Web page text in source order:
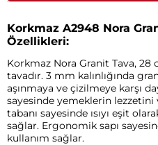
Korkmaz A2948 Nora
Özellikleri:
Korkmaz Nora Granit Tava, 28
tavadır. 3 mm kalınlığında
aşınmaya ve çizilmeye karşı
sayesinde yemeklerin
tabanı sayesinde ısıyı eşit
sağlar. Ergonomik sapı
kullanım sağlar.